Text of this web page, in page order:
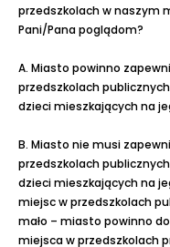
przedszkolach w naszym
Pani/Pana poglądom?
A. Miasto powinno
przedszkolach
dzieci mieszkających na
B. Miasto nie musi
przedszkolach
dzieci mieszkających na
miejsc w przedszkolach
mało – miasto powinno
miejsca w przedszkolach